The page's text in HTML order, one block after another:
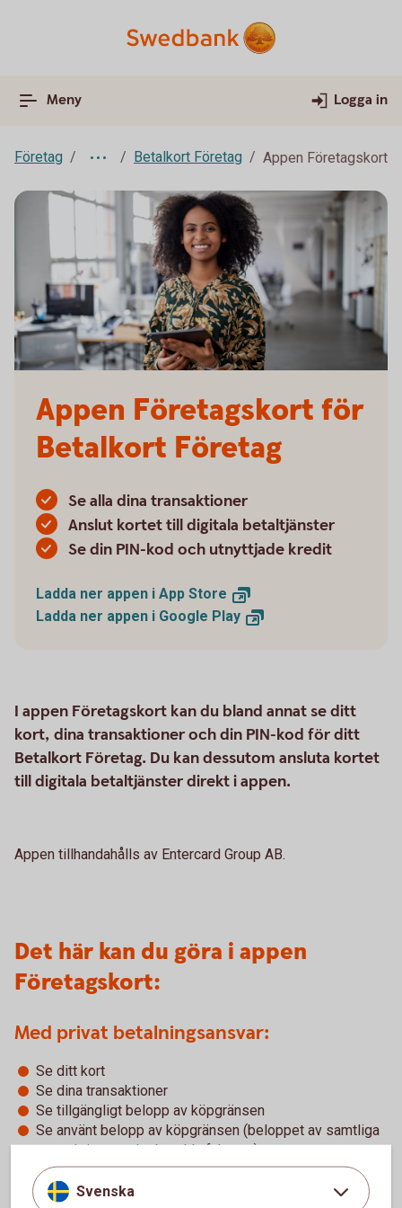
Meny Logga in
Företag Betalkort Företag Appen Företagskort
Appen Företagskort för
Betalkort Företag
Se alla dina transaktioner
Anslut kortet till digitala betaltjänster
Se din PIN-kod och utnyttjade kredit
Ladda ner appen i App Store
Ladda ner appen i Google Play
I appen Företagskort kan du bland annat se ditt
kort, dina transaktioner och din PIN-kod för ditt
Betalkort Företag. Du kan dessutom ansluta kortet
till digitala betaltjänster direkt i appen.
Appen tillhandahålls av Entercard Group AB.
Det här kan du göra i appen
Företagskort:
Med privat betalningsansvar:
Se ditt kort
Se dina transaktioner
Se tillgängligt belopp av köpgränsen
Se använt belopp av köpgränsen (beloppet av samtliga
transaktioner och obetalda fakturor)
Se din PIN-kod (du behöver uppge din CVC-kod som
står på kortet)
Svenska